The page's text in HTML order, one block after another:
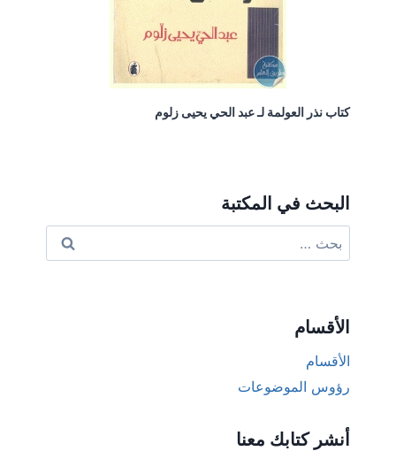
كتاب نذر العولمة لـ عبد الحي يحيى زلوم
البحث في المكتبة
عن:
الأقسام
الأقسام
رؤوس الموضوعات
أنشر كتابك معنا